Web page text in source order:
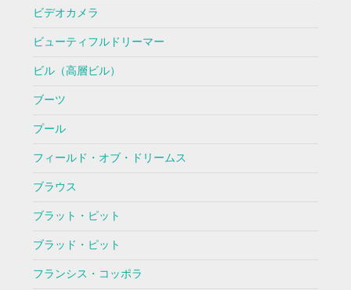
ビデオカメラ
ビューティフルドリーマー
ビル（高層ビル）
ブーツ
プール
フィールド・オブ・ドリームス
ブラウス
ブラット・ピット
ブラッド・ピット
フランシス・コッポラ